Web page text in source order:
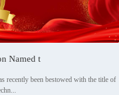
Named t
recently been bestowed with the title of